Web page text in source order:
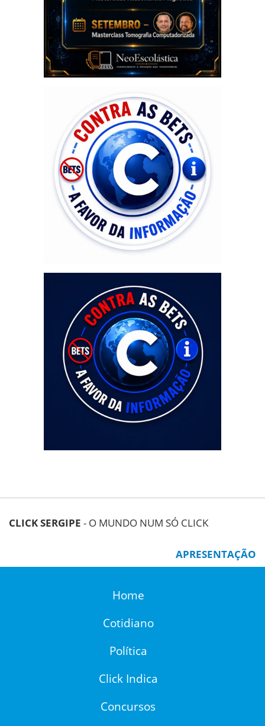
CLICK SERGIPE - O MUNDO NUM SÓ CLICK
APRESENTAÇÃO
Home
Cotidiano
Política
Click Indica
Concursos